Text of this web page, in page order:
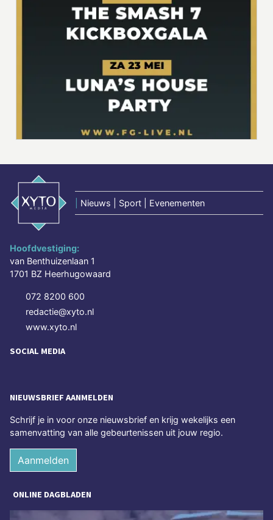
Nieuws | Sport | Evenementen
Hoofdvestiging:
van Benthuizenlaan 1
1701 BZ Heerhugowaard
072 8200 600
redactie@xyto.nl
www.xyto.nl
SOCIAL MEDIA
NIEUWSBRIEF AANMELDEN
Schrijf je in voor onze nieuwsbrief en krijg wekelijks een
samenvatting van alle gebeurtenissen uit jouw regio.
Aanmelden
ONLINE DAGBLADEN